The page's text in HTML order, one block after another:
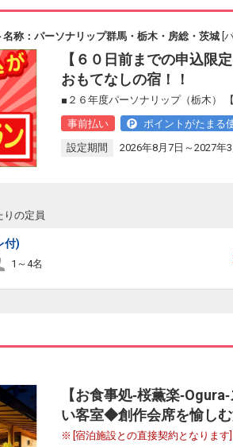
名称：パーソナリップ群馬・栃木・房総・茨城 [
【６０日前までの申込限
おもてなしの宿！！
■２６年度パーソナリップ（栃木）
事前払い
ポイントがたまる
設定期間
2026年8月7日～2027年3
の定員
付)
1～4名
【お食事処‐桜薫楽
い客室◆創作会席を愉しむ
[宿泊施設との直接契約となります]